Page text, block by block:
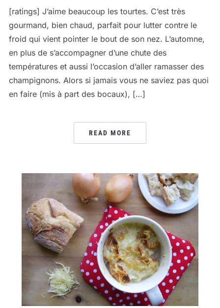
[ratings] J’aime beaucoup les tourtes. C’est très
gourmand, bien chaud, parfait pour lutter contre le
froid qui vient pointer le bout de son nez. L’automne,
en plus de s’accompagner d’une chute des
températures et aussi l’occasion d’aller ramasser des
champignons. Alors si jamais vous ne saviez pas quoi
en faire (mis à part des bocaux), […]
READ MORE